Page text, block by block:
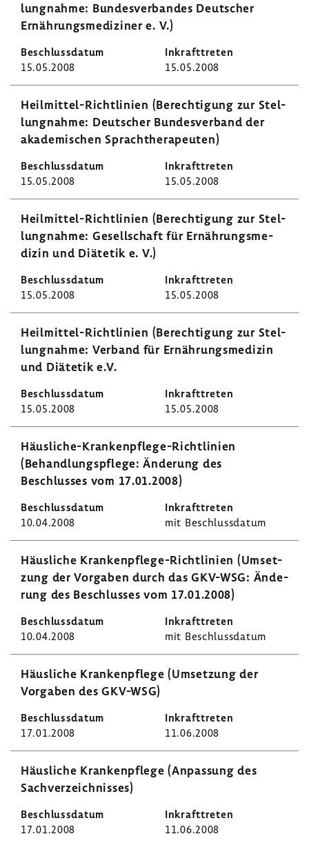
lung­nahme: Bundes­ver­bandes Deut­scher
Ernäh­rungs­me­di­ziner e. V.)
15.05.2008 15.05.2008
Heilmittel-​Richtlinien (Berech­ti­gung zur Stel­
lung­nahme: Deut­scher Bundes­ver­band der
akade­mi­schen Sprach­the­ra­peuten)
15.05.2008 15.05.2008
Heilmittel-​Richtlinien (Berech­ti­gung zur Stel­
lung­nahme: Gesell­schaft für Ernäh­rungs­me­
dizin und Diätetik e. V.)
15.05.2008 15.05.2008
Heilmittel-​Richtlinien (Berech­ti­gung zur Stel­
lung­nahme: Verband für Ernäh­rungs­me­dizin
und Diätetik e.V.
15.05.2008 15.05.2008
Häusliche-​Krankenpflege-Richtlinien
(Behand­lungs­pflege: Ände­rung des
Beschlusses vom 17.01.2008)
10.04.2008 mit Beschluss­datum
Häus­liche Krankenpflege-​Richtlinien (Umset­
zung der Vorgaben durch das GKV-WSG: Ände­
rung des Beschlusses vom 17.01.2008)
10.04.2008 mit Beschluss­datum
Häus­liche Kran­ken­pflege (Umset­zung der
Vorgaben des GKV-WSG)
17.01.2008 11.06.2008
Häus­liche Kran­ken­pflege (Anpas­sung des
Sach­ver­zeich­nisses)
17.01.2008 11.06.2008